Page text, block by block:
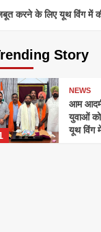
के लिए यूथ विंग में की
Story
NEWS
आम
युवाओं
यूथ विंग